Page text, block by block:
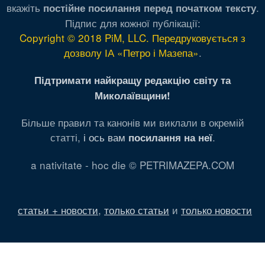
вкажіть постійне посилання перед початком тексту.
Підпис для кожної публікації:
Copyright © 2018 PiM, LLC. Передруковується з
дозволу ІА «Петро і Мазепа».
Підтримати найкращу редакцію світу та
Миколаївщини!
Більше правил та канонів ми виклали в окремій
статті, і ось вам посилання на неї.
a nativitate - hoc die © PETRIMAZEPA.COM
статьи + новости, только статьи и только новости